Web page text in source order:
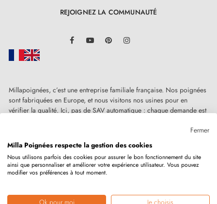
REJOIGNEZ LA COMMUNAUTÉ
FacebookYouTube Pinterest
Millapoignées, c’est une entreprise familiale française. Nos poignées
sont fabriquées en Europe, et nous visitons nos usines pour en
vérifier la qualité. Ici, pas de SAV automatique : chaque demande est
Copyright © 2026MILLA POIGNEESTous droits réservés.
Fermer
Milla Poignées respecte la gestion des cookies
Nous utilisons parfois des cookies pour assurer le bon fonctionnement du site
ainsi que personnaliser et améliorer votre expérience utilisateur. Vous pouvez
modifier vos préférences à tout moment.
Ok pour moi Je choisis